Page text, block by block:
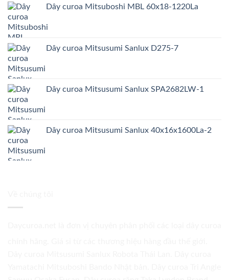
Dây curoa Mitsuboshi MBL 60x18-1220La
Dây curoa Mitsusumi Sanlux D275-7
Dây curoa Mitsusumi Sanlux SPA2682LW-1
Dây curoa Mitsusumi Sanlux 40x16x1600La-2